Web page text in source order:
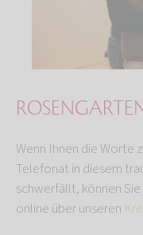
Wenn Ihnen die Worte
Telefonat in diesem
schwerfällt, können
online über unseren